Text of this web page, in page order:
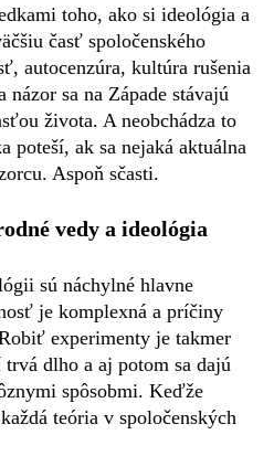
toho, ako si ideológia a
časť spoločenského
autocenzúra, kultúra rušenia
sa na Západe stávajú
života. A neobchádza to
poteší, ak sa nejaká aktuálna
Aspoň sčasti.
vedy a ideológia
sú náchylné hlavne
je komplexná a príčiny
experimenty je takmer
dlho a aj potom sa dajú
spôsobmi. Keďže
teória v spoločenských